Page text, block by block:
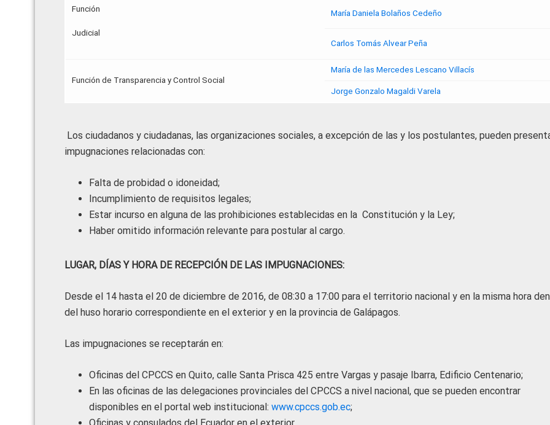
Función
Judicial
María Daniela Bolaños Cedeño
Carlos Tomás Alvear Peña
Función de Transparencia y Control Social
María de las Mercedes Lescano Villacís
Jorge Gonzalo Magaldi Varela
Los ciudadanos y ciudadanas, las organizaciones sociales, a excepción de las y los postulantes, pueden
impugnaciones relacionadas con:
Falta de probidad o idoneidad;
Incumplimiento de requisitos legales;
Estar incurso en alguna de las prohibiciones establecidas en la Constitución y la Ley;
Haber omitido información relevante para postular al cargo.
LUGAR, DÍAS Y HORA DE RECEPCIÓN DE LAS IMPUGNACIONES:
Desde el 14 hasta el 20 de diciembre de 2016, de 08:30 a 17:00 para el territorio nacional y en la misma hora
del huso horario correspondiente en el exterior y en la provincia de Galápagos.
Las impugnaciones se receptarán en:
Oficinas del CPCCS en Quito, calle Santa Prisca 425 entre Vargas y pasaje Ibarra, Edificio Centenario;
En las oficinas de las delegaciones provinciales del CPCCS a nivel nacional, que se pueden encontrar
disponibles en el portal web institucional: www.cpccs.gob.ec;